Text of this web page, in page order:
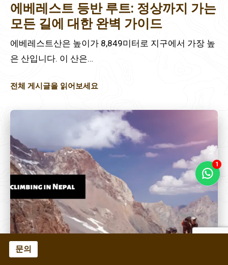
에베레스트 등반 루트: 정상까지 가는
모든 길에 대한 완벽 가이드
에베레스트산은 높이가 8,849미터로 지구에서 가장 높
은 산입니다. 이 산은…
전체 게시글을 읽어보세요
문의
1